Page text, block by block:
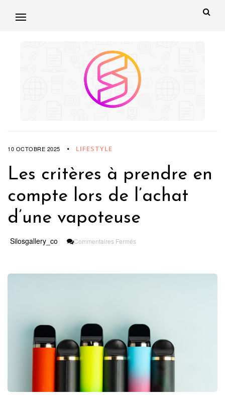
10 OCTOBRE 2025 LIFESTYLE
Les critères à prendre en
compte lors de l’achat
d’une vapoteuse
Silosgallery_co Commentaires Fermés
L’achat
D’une
Vapoteuse